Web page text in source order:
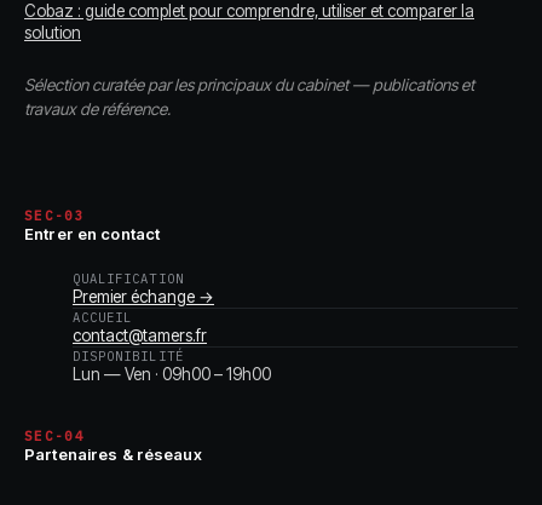
Cobaz : guide complet pour comprendre, utiliser et comparer la
solution
Sélection curatée par les principaux du cabinet — publications et
travaux de référence.
SEC-03
Entrer en contact
QUALIFICATION
Premier échange →
ACCUEIL
contact@tamers.fr
DISPONIBILITÉ
Lun — Ven · 09h00 – 19h00
SEC-04
Partenaires & réseaux